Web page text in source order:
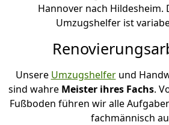
Hannover nach Hildesheim.
Umzugshelfer ist
Unsere Umzugshelferund
sind wahre Meister ihres Fachs.
Fußboden führen wir alle
fachmännisch